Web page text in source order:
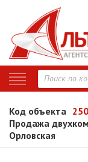
Код объекта
Продажа
Орловская